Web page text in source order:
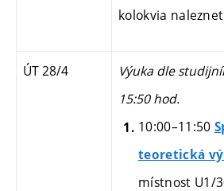
kolokvia
ÚT 28/4
Výuka dle
15:50 hod.
10:00–11:50
teoretická
místnost U1/